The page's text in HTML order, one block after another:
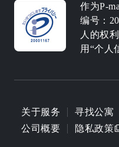
作为P-
编号：
人的权
用“个人
关于服务 寻找公寓
公司概要
隐私政策